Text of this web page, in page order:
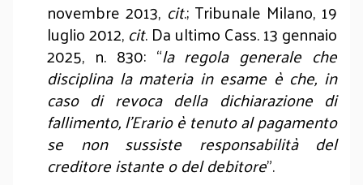
novembre 2013, cit.; Tribunale Milano, 19
luglio 2012,cit. Da ultimo Cass. 13 gennaio
2025, n. 830: “la regola generale che
disciplina la materia in esame è che, in
caso di revoca della dichiarazione di
fallimento, l'Erario è tenuto al pagamento
se non sussiste responsabilità del
creditore istante o del debitore”.